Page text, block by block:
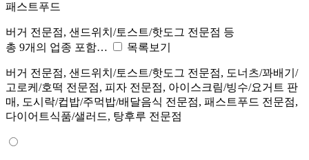
패스트푸드
버거 전문점, 샌드위치/토스트/핫도그 전문점 등
총 9개의 업종 포함…
목록보기
버거 전문점, 샌드위치/토스트/핫도그 전문점, 도너츠/꽈배기/
고로케/호떡 전문점, 피자 전문점, 아이스크림/빙수/요거트 판
매, 도시락/컵밥/주먹밥/배달음식 전문점, 패스트푸드 전문점,
다이어트식품/샐러드, 탕후루 전문점